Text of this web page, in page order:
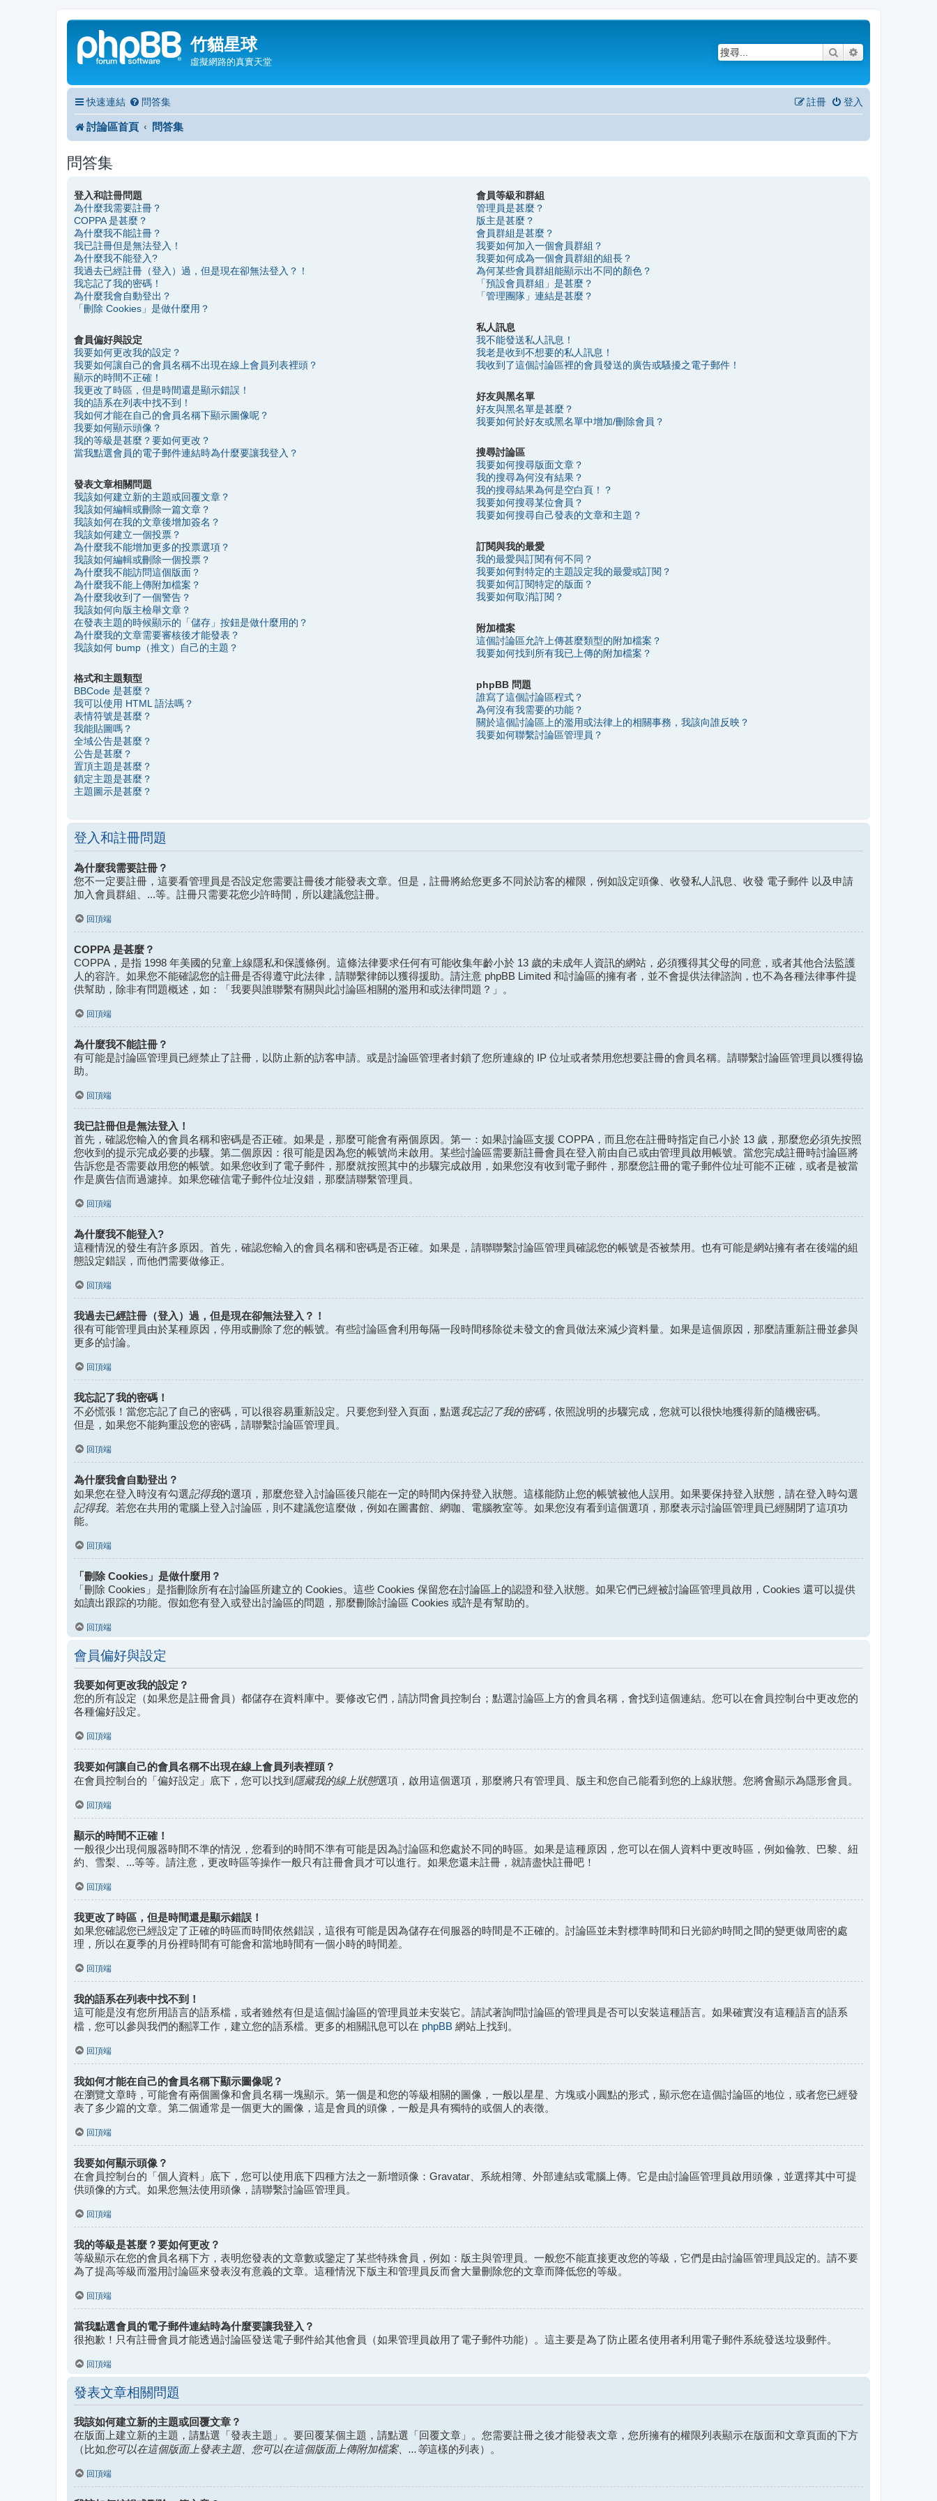
竹貓星球
虛擬網路的真實天堂
搜尋
快速連結 問答集 登入
註冊
討論區首頁 問答集
問答集
登入和註冊問題
為什麼我需要註冊？
COPPA 是甚麼？
為什麼我不能註冊？
我已註冊但是無法登入！
為什麼我不能登入?
我過去已經註冊（登入）過，但是現在卻無法登入？！
我忘記了我的密碼！
為什麼我會自動登出？
「刪除 Cookies」是做什麼用？
會員偏好與設定
我要如何更改我的設定？
我要如何讓自己的會員名稱不出現在線上會員列表裡頭？
顯示的時間不正確！
我更改了時區，但是時間還是顯示錯誤！
我的語系在列表中找不到！
我如何才能在自己的會員名稱下顯示圖像呢？
我要如何顯示頭像？
我的等級是甚麼？要如何更改？
當我點選會員的電子郵件連結時為什麼要讓我登入？
發表文章相關問題
我該如何建立新的主題或回覆文章？
我該如何編輯或刪除一篇文章？
我該如何在我的文章後增加簽名？
我該如何建立一個投票？
為什麼我不能增加更多的投票選項？
我該如何編輯或刪除一個投票？
為什麼我不能訪問這個版面？
為什麼我不能上傳附加檔案？
為什麼我收到了一個警告？
我該如何向版主檢舉文章？
在發表主題的時候顯示的「儲存」按鈕是做什麼用的？
為什麼我的文章需要審核後才能發表？
我該如何 bump（推文）自己的主題？
格式和主題類型
BBCode 是甚麼？
我可以使用 HTML 語法嗎？
表情符號是甚麼？
我能貼圖嗎？
全域公告是甚麼？
公告是甚麼？
置頂主題是甚麼？
鎖定主題是甚麼？
主題圖示是甚麼？
會員等級和群組
管理員是甚麼？
版主是甚麼？
會員群組是甚麼？
我要如何加入一個會員群組？
我要如何成為一個會員群組的組長？
為何某些會員群組能顯示出不同的顏色？
「預設會員群組」是甚麼？
「管理團隊」連結是甚麼？
私人訊息
我不能發送私人訊息！
我老是收到不想要的私人訊息！
我收到了這個討論區裡的會員發送的廣告或騷擾之電子郵件！
好友與黑名單
好友與黑名單是甚麼？
我要如何於好友或黑名單中增加/刪除會員？
搜尋討論區
我要如何搜尋版面文章？
我的搜尋為何沒有結果？
我的搜尋結果為何是空白頁！？
我要如何搜尋某位會員？
我要如何搜尋自己發表的文章和主題？
訂閱與我的最愛
我的最愛與訂閱有何不同？
我要如何對特定的主題設定我的最愛或訂閱？
我要如何訂閱特定的版面？
我要如何取消訂閱？
附加檔案
這個討論區允許上傳甚麼類型的附加檔案？
我要如何找到所有我已上傳的附加檔案？
phpBB 問題
誰寫了這個討論區程式？
為何沒有我需要的功能？
關於這個討論區上的濫用或法律上的相關事務，我該向誰反映？
我要如何聯繫討論區管理員？
登入和註冊問題
為什麼我需要註冊？
您不一定要註冊，這要看管理員是否設定您需要註冊後才能發表文章。但是，註冊將給您更多不同於訪客的權限，例如設定頭像、收發私人訊息、收發 電子郵件 以及申請
加入會員群組、...等。註冊只需要花您少許時間，所以建議您註冊。
回頂端
COPPA 是甚麼？
COPPA，是指 1998 年美國的兒童上線隱私和保護條例。這條法律要求任何有可能收集年齡小於 13 歲的未成年人資訊的網站，必須獲得其父母的同意，或者其他合法監護
人的容許。如果您不能確認您的註冊是否得遵守此法律，請聯繫律師以獲得援助。請注意 phpBB Limited 和討論區的擁有者，並不會提供法律諮詢，也不為各種法律事件提
供幫助，除非有問題概述，如：「我要與誰聯繫有關與此討論區相關的濫用和或法律問題？」。
回頂端
為什麼我不能註冊？
有可能是討論區管理員已經禁止了註冊，以防止新的訪客申請。或是討論區管理者封鎖了您所連線的 IP 位址或者禁用您想要註冊的會員名稱。請聯繫討論區管理員以獲得協
助。
回頂端
我已註冊但是無法登入！
首先，確認您輸入的會員名稱和密碼是否正確。如果是，那麼可能會有兩個原因。第一：如果討論區支援 COPPA，而且您在註冊時指定自己小於 13 歲，那麼您必須先按照
您收到的提示完成必要的步驟。第二個原因：很可能是因為您的帳號尚未啟用。某些討論區需要新註冊會員在登入前由自己或由管理員啟用帳號。當您完成註冊時討論區將
告訴您是否需要啟用您的帳號。如果您收到了電子郵件，那麼就按照其中的步驟完成啟用，如果您沒有收到電子郵件，那麼您註冊的電子郵件位址可能不正確，或者是被當
作是廣告信而過濾掉。如果您確信電子郵件位址沒錯，那麼請聯繫管理員。
回頂端
為什麼我不能登入?
這種情況的發生有許多原因。首先，確認您輸入的會員名稱和密碼是否正確。如果是，請聯聯繫討論區管理員確認您的帳號是否被禁用。也有可能是網站擁有者在後端的組
態設定錯誤，而他們需要做修正。
回頂端
我過去已經註冊（登入）過，但是現在卻無法登入？！
很有可能管理員由於某種原因，停用或刪除了您的帳號。有些討論區會利用每隔一段時間移除從未發文的會員做法來減少資料量。如果是這個原因，那麼請重新註冊並參與
更多的討論。
回頂端
我忘記了我的密碼！
不必慌張！當您忘記了自己的密碼，可以很容易重新設定。只要您到登入頁面，點選我忘記了我的密碼，依照說明的步驟完成，您就可以很快地獲得新的隨機密碼。
但是，如果您不能夠重設您的密碼，請聯繫討論區管理員。
回頂端
為什麼我會自動登出？
如果您在登入時沒有勾選記得我的選項，那麼您登入討論區後只能在一定的時間內保持登入狀態。這樣能防止您的帳號被他人誤用。如果要保持登入狀態，請在登入時勾選
記得我。若您在共用的電腦上登入討論區，則不建議您這麼做，例如在圖書館、網咖、電腦教室等。如果您沒有看到這個選項，那麼表示討論區管理員已經關閉了這項功
能。
回頂端
「刪除 Cookies」是做什麼用？
「刪除 Cookies」是指刪除所有在討論區所建立的 Cookies。這些 Cookies 保留您在討論區上的認證和登入狀態。如果它們已經被討論區管理員啟用，Cookies 還可以提供
如讀出跟踪的功能。假如您有登入或登出討論區的問題，那麼刪除討論區 Cookies 或許是有幫助的。
回頂端
會員偏好與設定
我要如何更改我的設定？
您的所有設定（如果您是註冊會員）都儲存在資料庫中。要修改它們，請訪問會員控制台；點選討論區上方的會員名稱，會找到這個連結。您可以在會員控制台中更改您的
各種偏好設定。
回頂端
我要如何讓自己的會員名稱不出現在線上會員列表裡頭？
在會員控制台的「偏好設定」底下，您可以找到 隱藏我的線上狀態選項，啟用這個選項，那麼將只有管理員、版主和您自己能看到您的上線狀態。您將會顯示為隱形會員。
回頂端
顯示的時間不正確！
一般很少出現伺服器時間不準的情況，您看到的時間不準有可能是因為討論區和您處於不同的時區。如果是這種原因，您可以在個人資料中更改時區，例如倫敦、巴黎、紐
約、雪梨、...等等。請注意，更改時區等操作一般只有註冊會員才可以進行。如果您還未註冊，就請盡快註冊吧！
回頂端
我更改了時區，但是時間還是顯示錯誤！
如果您確認您已經設定了正確的時區而時間依然錯誤，這很有可能是因為儲存在伺服器的時間是不正確的。討論區並未對標準時間和日光節約時間之間的變更做周密的處
理，所以在夏季的月份裡時間有可能會和當地時間有一個小時的時間差。
回頂端
我的語系在列表中找不到！
這可能是沒有您所用語言的語系檔，或者雖然有但是這個討論區的管理員並未安裝它。請試著詢問討論區的管理員是否可以安裝這種語言。如果確實沒有這種語言的語系
檔，您可以參與我們的翻譯工作，建立您的語系檔。更多的相關訊息可以在 phpBB 網站上找到。
回頂端
我如何才能在自己的會員名稱下顯示圖像呢？
在瀏覽文章時，可能會有兩個圖像和會員名稱一塊顯示。第一個是和您的等級相關的圖像，一般以星星、方塊或小圓點的形式，顯示您在這個討論區的地位，或者您已經發
表了多少篇的文章。第二個通常是一個更大的圖像，這是會員的頭像，一般是具有獨特的或個人的表徵。
回頂端
我要如何顯示頭像？
在會員控制台的「個人資料」底下，您可以使用底下四種方法之一新增頭像：Gravatar、系統相簿、外部連結或電腦上傳。它是由討論區管理員啟用頭像，並選擇其中可提
供頭像的方式。如果您無法使用頭像，請聯繫討論區管理員。
回頂端
我的等級是甚麼？要如何更改？
等級顯示在您的會員名稱下方，表明您發表的文章數或鑒定了某些特殊會員，例如：版主與管理員。一般您不能直接更改您的等級，它們是由討論區管理員設定的。請不要
為了提高等級而濫用討論區來發表沒有意義的文章。這種情況下版主和管理員反而會大量刪除您的文章而降低您的等級。
回頂端
當我點選會員的電子郵件連結時為什麼要讓我登入？
很抱歉！只有註冊會員才能透過討論區發送電子郵件給其他會員（如果管理員啟用了電子郵件功能）。這主要是為了防止匿名使用者利用電子郵件系統發送垃圾郵件。
回頂端
發表文章相關問題
我該如何建立新的主題或回覆文章？
在版面上建立新的主題，請點選「發表主題」。要回覆某個主題，請點選「回覆文章」。您需要註冊之後才能發表文章，您所擁有的權限列表顯示在版面和文章頁面的下方
（比如您可以在這個版面上發表主題、您可以在這個版面上傳附加檔案、...等這樣的列表）。
回頂端